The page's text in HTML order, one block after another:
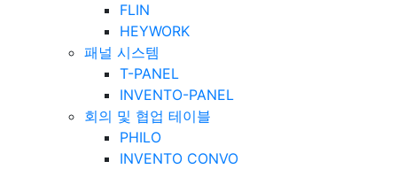
FLIN
HEYWORK
패널 시스템
T-PANEL
INVENTO-PANEL
회의 및 협업 테이블
PHILO
INVENTO CONVO